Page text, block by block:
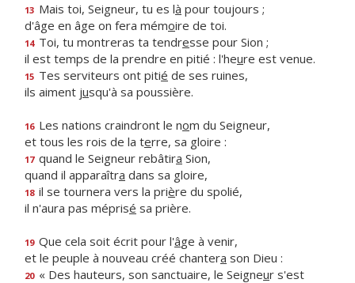
13 Mais toi, Seigneur, tu es là pour toujours ;
d'âge en âge on fera mémoire de toi.
14 Toi, tu montreras ta tendresse pour Sion ;
il est temps de la prendre en pitié : l'heure est venue.
15 Tes serviteurs ont pitié de ses ruines,
ils aiment jusqu'à sa poussière.
16 Les nations craindront le nom du Seigneur,
et tous les rois de la terre, sa gloire :
17 quand le Seigneur rebâtira Sion,
quand il apparaîtra dans sa gloire,
18 il se tournera vers la prière du spolié,
il n'aura pas méprisé sa prière.
19 Que cela soit écrit pour l'âge à venir,
et le peuple à nouveau créé chantera son Dieu :
20 « Des hauteurs, son sanctuaire, le Seigneur s'est